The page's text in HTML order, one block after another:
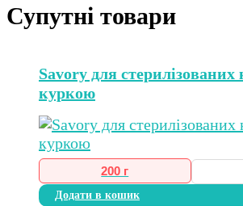
Супутні товари
Savory для стерилізованих
куркою
200 г
Додати в кошик